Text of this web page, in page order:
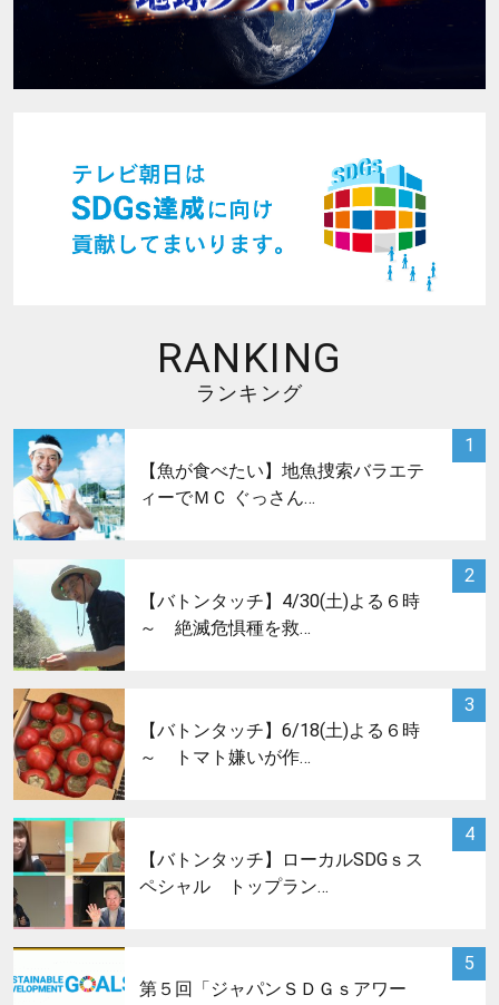
RANKING
ランキング
1
サムネイル
【魚が食べたい】地魚捜索バラエテ
ィーでＭＣ ぐっさん…
2
【バトンタッチ】4/30(土)よる６時
～ 絶滅危惧種を救…
3
【バトンタッチ】6/18(土)よる６時
～ トマト嫌いが作…
4
サムネイル
【バトンタッチ】ローカルSDGｓス
ペシャル トップラン…
5
サムネイル
第５回「ジャパンＳＤＧｓアワー